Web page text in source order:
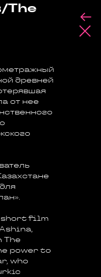
The
древней
от нее
short film
The
power to
who